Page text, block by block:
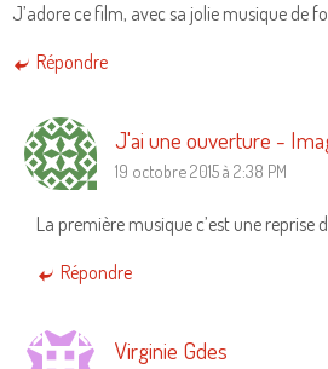
J’adore ce film, avec sa jolie musique de
Répondre
J'ai une ouverture -
19 octobre 2015 à 2:38 PM
La première musique c’est une reprise
Répondre
Virginie Gdes